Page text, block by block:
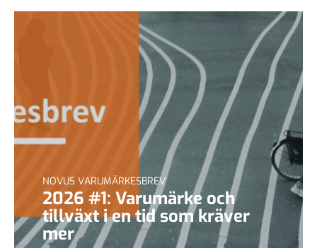
NOVUS VARUMÄRKESBREV
2026 #1: Varumärke och
tillväxt i en tid som kräver
mer